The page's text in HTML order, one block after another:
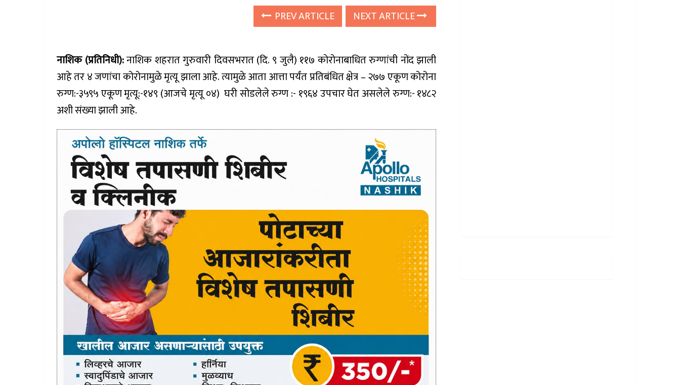
PREV ARTICLE NEXT ARTICLE
नाशिक (प्रतिनिधी):नाशिक शहरात गुरुवारी दिवसभरात (दि. ९ जुलै) ११७ कोरोनाबाधित रुग्णांची नोंद झाली
आहे तर ४ जणांचा कोरोनामुळे मृत्यू झाला आहे. त्यामुळे आता आत्ता पर्यंत प्रतिबंधित क्षेत्र – २७७ एकूण कोरोना
रुग्ण:-३५९५ एकूण मृत्यू:-१४९ (आजचे मृत्यू ०४) घरी सोडलेले रुग्ण :- १९६४ उपचार घेत असलेले रुग्ण:- १४८२
अशी संख्या झाली आहे.